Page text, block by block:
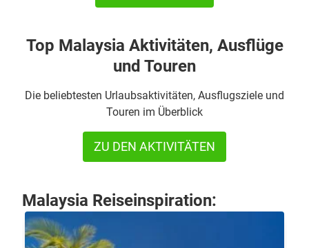
Top Malaysia Aktivitäten, Ausflüge
und Touren
Die beliebtesten Urlaubsaktivitäten, Ausflugsziele und
Touren im Überblick
ZU DEN AKTIVITÄTEN
Malaysia Reiseinspiration: